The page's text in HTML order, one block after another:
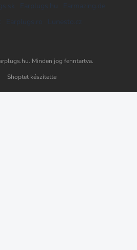
Earplugs.hu
Earmazing.de
Earplugs.ro Lunesto.cz
Shoptet készítette
. Minden jog fenntartva.